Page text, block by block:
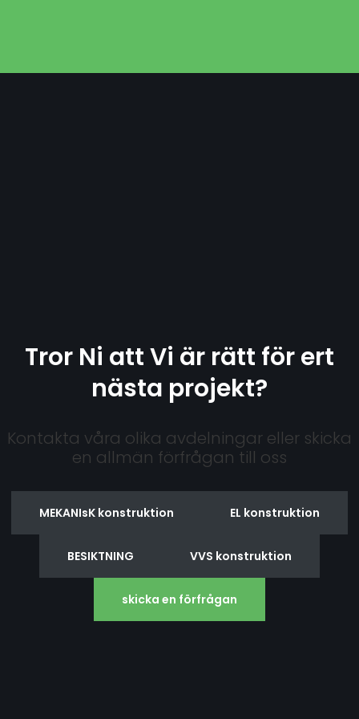
Tror Ni att Vi är rätt för ert
nästa projekt?
Kontakta våra olika avdelningar eller skicka
en allmän förfrågan till oss
MEKANIsK konstruktion EL konstruktion
BESIKTNING VVS konstruktion
skicka en förfrågan